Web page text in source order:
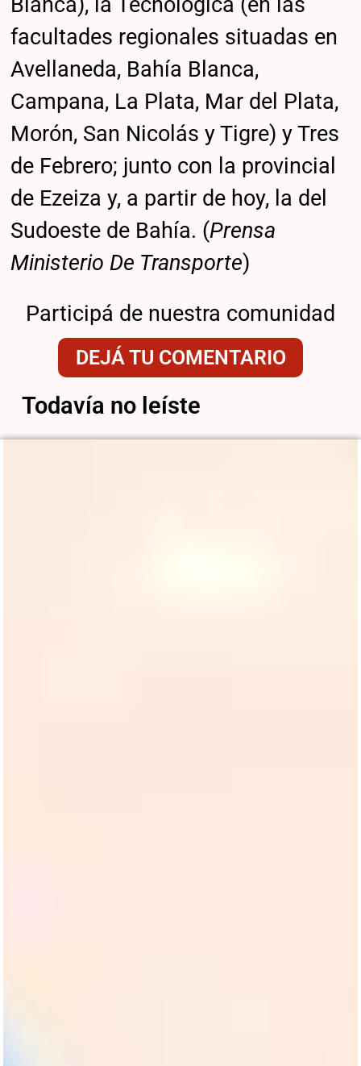
facultades regionales situadas en
Avellaneda, Bahía Blanca,
Campana, La Plata, Mar del Plata,
Morón, San Nicolás y Tigre) y Tres
de Febrero; junto con la provincial
de Ezeiza y, a partir de hoy, la del
Sudoeste de Bahía. (Prensa
Ministerio De Transporte)
Participá de nuestra comunidad
DEJÁ TU COMENTARIO
Todavía no leíste